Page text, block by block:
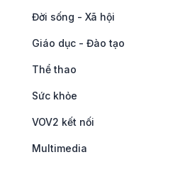
Đời sống - Xã hội
Giáo dục - Đào tạo
Thể thao
Sức khỏe
VOV2 kết nối
Multimedia